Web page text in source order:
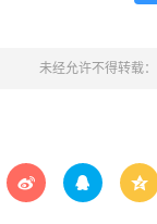
未经允许不得转载：
  